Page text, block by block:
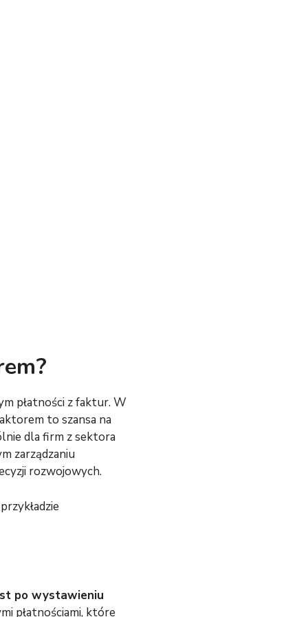
płatności z faktur. W
to szansa na
dla firm z sektora
zarządzaniu
rozwojowych.
po wystawieniu
płatnościami, które